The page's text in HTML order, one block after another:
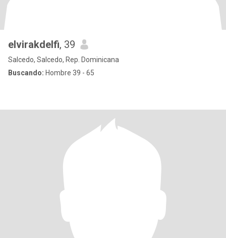
elvirakdelfi, 39
Salcedo, Salcedo, Rep. Dominicana
Buscando: Hombre 39 - 65